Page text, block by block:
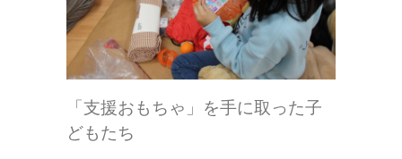
「支援おもちゃ」を手に取った子
どもたち